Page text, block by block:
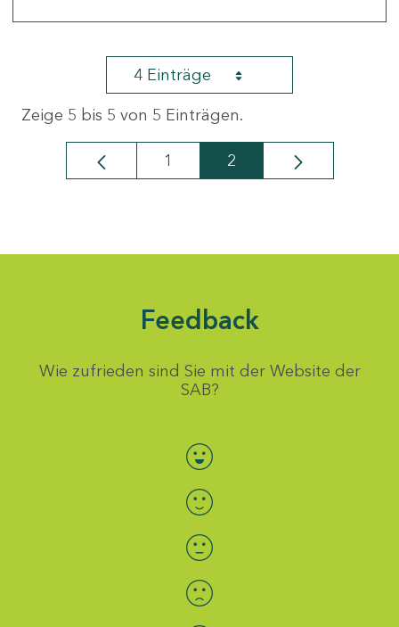
4 Einträge
Zeige 5 bis 5 von 5 Einträgen.
Seite
1 Seite
2
Feedback
Wie zufrieden sind Sie mit der Website der
SAB?
Bewertung auswählen